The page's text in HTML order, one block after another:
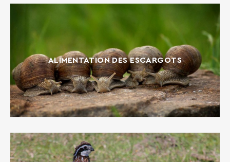
ALIMENTATION DES ESCARGOTS